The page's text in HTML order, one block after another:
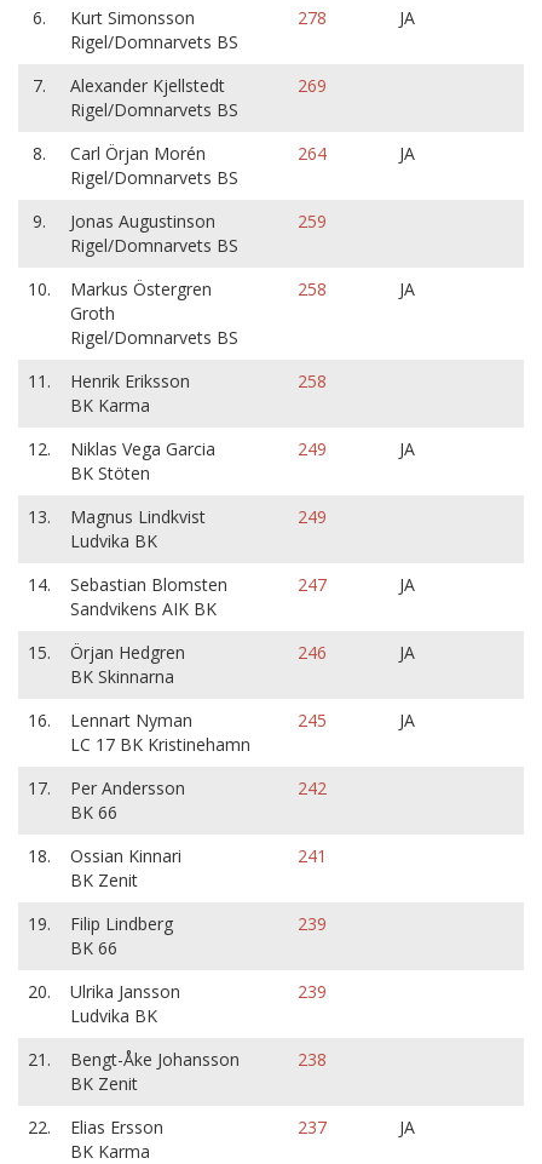
6.
Kurt Simonsson
Rigel/Domnarvets BS
278 JA
7.
Alexander Kjellstedt
Rigel/Domnarvets BS
269
8.
Carl Örjan Morén
Rigel/Domnarvets BS
264 JA
9.
Jonas Augustinson
Rigel/Domnarvets BS
259
10.
Markus Östergren
Groth
Rigel/Domnarvets BS
258 JA
11.
Henrik Eriksson
BK Karma
258
12.
Niklas Vega Garcia
BK Stöten
249 JA
13.
Magnus Lindkvist
Ludvika BK
249
14.
Sebastian Blomsten
Sandvikens AIK BK
247 JA
15.
Örjan Hedgren
BK Skinnarna
246 JA
16.
Lennart Nyman
LC 17 BK Kristinehamn
245 JA
17.
Per Andersson
BK 66
242
18.
Ossian Kinnari
BK Zenit
241
19.
Filip Lindberg
BK 66
239
20.
Ulrika Jansson
Ludvika BK
239
21.
Bengt-Åke Johansson
BK Zenit
238
22.
Elias Ersson
BK Karma
237 JA